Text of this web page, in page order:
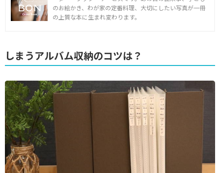
のお絵かき、わが家の定番料理、大切にしたい写真が一冊
の上質な本に生まれ変わります。
しまうアルバム収納のコツは？